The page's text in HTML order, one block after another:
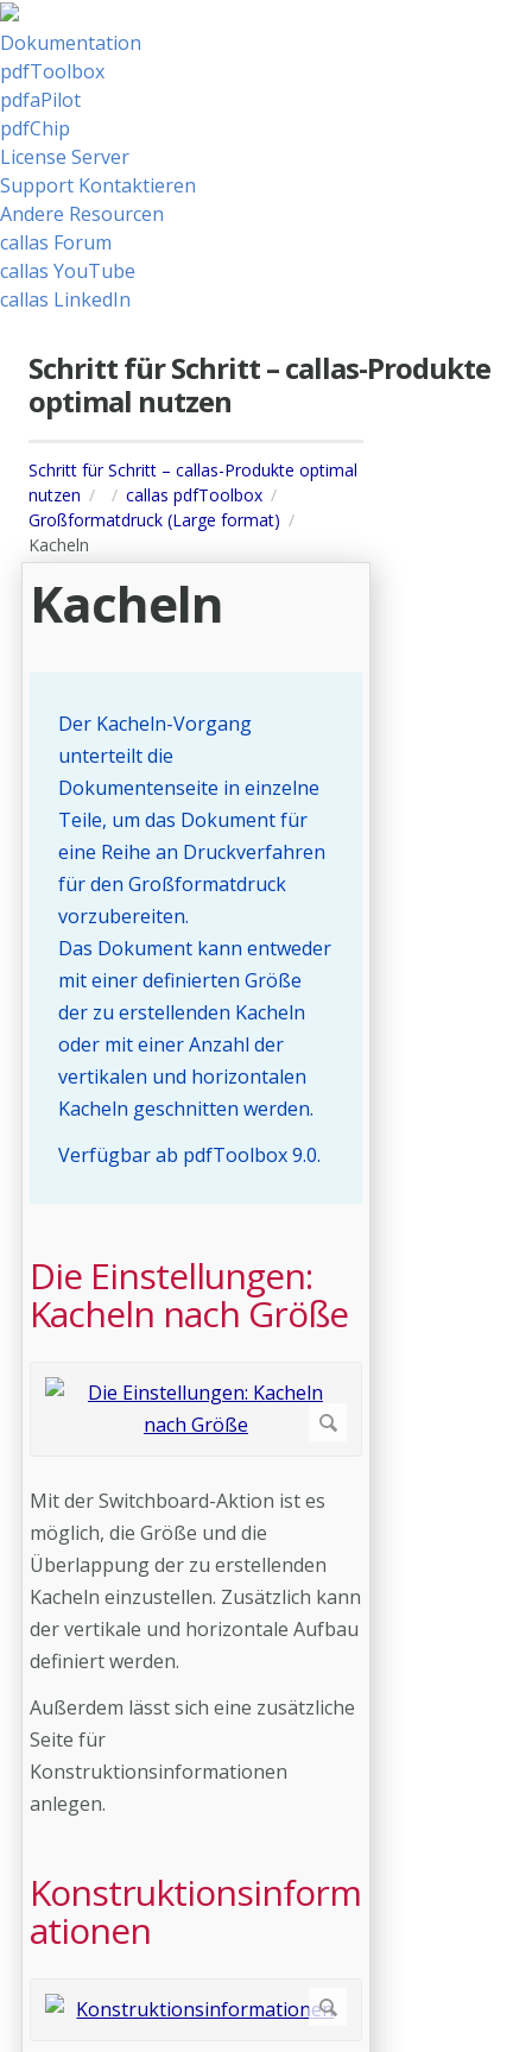
Dokumentation
pdfToolbox
pdfaPilot
pdfChip
License Server
Support Kontaktieren
Andere Resourcen
callas Forum
callas YouTube
callas LinkedIn
Schritt für Schritt – callas-Produkte
optimal nutzen
Schritt für Schritt – callas-Produkte optimal
nutzen
callas pdfToolbox
Großformatdruck (Large format)
Kacheln
Kacheln
Der Kacheln-Vorgang
unterteilt die
Dokumentenseite in einzelne
Teile, um das Dokument für
eine Reihe an Druckverfahren
für den Großformatdruck
vorzubereiten.
Das Dokument kann entweder
mit einer definierten Größe
der zu erstellenden Kacheln
oder mit einer Anzahl der
vertikalen und horizontalen
Kacheln geschnitten werden.
Verfügbar ab pdfToolbox 9.0.
Die Einstellungen:
Kacheln nach Größe
Mit der Switchboard-Aktion ist es
möglich, die Größe und die
Überlappung der zu erstellenden
Kacheln einzustellen. Zusätzlich kann
der vertikale und horizontale Aufbau
definiert werden.
Außerdem lässt sich eine zusätzliche
Seite für
Konstruktionsinformationen
anlegen.
Konstruktionsinform
ationen